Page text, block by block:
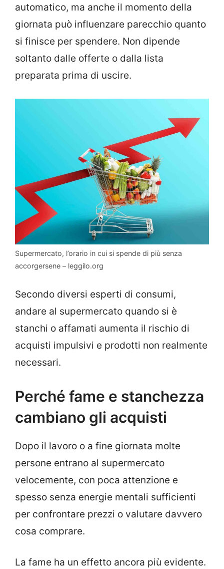
automatico, ma anche il momento della
giornata può influenzare parecchio quanto
si finisce per spendere. Non dipende
soltanto dalle offerte o dalla lista
preparata prima di uscire.
Supermercato, l’orario in cui si spende di più senza
accorgersene – leggilo.org
Secondo diversi esperti di consumi,
andare al supermercato quando si è
stanchi o affamati aumenta il rischio di
acquisti impulsivi e prodotti non realmente
necessari.
Perché fame e stanchezza
cambiano gli acquisti
Dopo il lavoro o a fine giornata molte
persone entrano al supermercato
velocemente, con poca attenzione e
spesso senza energie mentali sufficienti
per confrontare prezzi o valutare davvero
cosa comprare.
La fame ha un effetto ancora più evidente.